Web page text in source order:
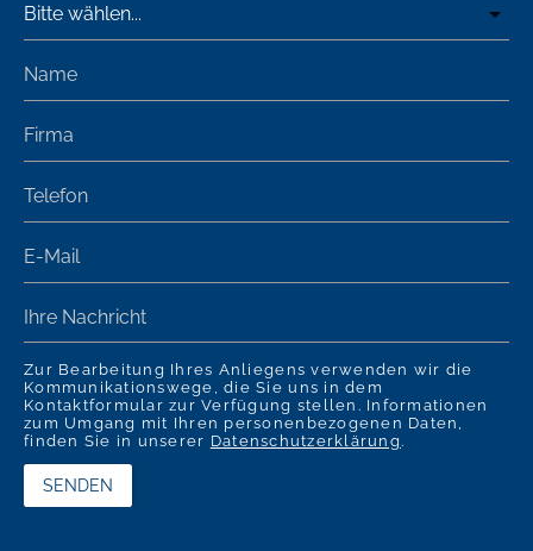
Zur Bearbeitung Ihres Anliegens verwenden wir die
Kommunikationswege, die Sie uns in dem
Kontaktformular zur Verfügung stellen. Informationen
zum Umgang mit Ihren personenbezogenen Daten,
finden Sie in unserer Datenschutzerklärung .